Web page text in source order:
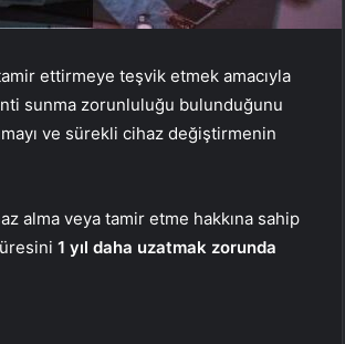
ettirmeye teşvik etmek amacıyla
sunma zorunluluğu bulunduğunu
ve sürekli cihaz değiştirmenin
alma veya tamir etme hakkına sahip
1 yıl daha uzatmak zorunda